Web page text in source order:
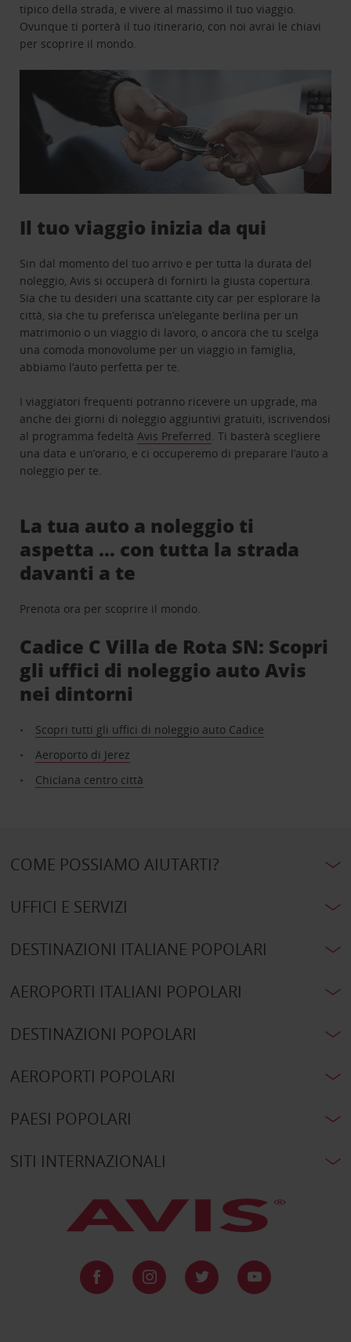
tipico della strada, e vivere al massimo il tuo viaggio.
Ovunque ti porterà il tuo itinerario, con noi avrai le chiavi
per scoprire il mondo.
Il tuo viaggio inizia da qui
Sin dal momento del tuo arrivo e per tutta la durata del
noleggio, Avis si occuperà di fornirti la giusta copertura.
Sia che tu desideri una scattante city car per esplorare la
città, sia che tu preferisca un’elegante berlina per un
matrimonio o un viaggio di lavoro, o ancora che tu scelga
una comoda monovolume per un viaggio in famiglia,
abbiamo l’auto perfetta per te.
I viaggiatori frequenti potranno ricevere un upgrade, ma
anche dei giorni di noleggio aggiuntivi gratuiti, iscrivendosi
al programma fedeltàAvis Preferred. Ti basterà scegliere
una data e un’orario, e ci occuperemo di preparare l’auto a
noleggio per te.
La tua auto a noleggio ti
aspetta … con tutta la strada
davanti a te
Prenota ora per scoprire il mondo.
Cadice C Villa de Rota SN: Scopri
gli uffici di noleggio auto Avis
nei dintorni
Scopri tutti gli uffici di noleggio auto Cadice
Aeroporto di Jerez
Chiclana centro città
COME POSSIAMO AIUTARTI?
UFFICI E SERVIZI
DESTINAZIONI ITALIANE POPOLARI
AEROPORTI ITALIANI POPOLARI
DESTINAZIONI POPOLARI
AEROPORTI POPOLARI
PAESI POPOLARI
SITI INTERNAZIONALI